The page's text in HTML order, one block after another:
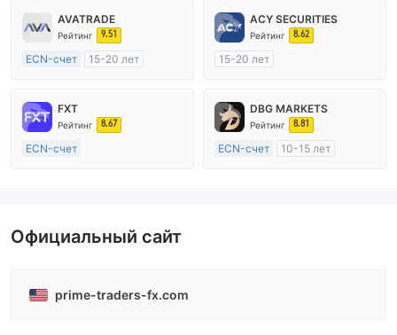
AVATRADE
Рейтинг 9.51
ECN-счет
15-20 лет
Маркет-Мейкинг (MM)
Основной стандарт MT4
ACY SECURITIES
Рейтинг 8.62
15-20 лет
Маркет-Мейкинг (MM)
Основной стандарт MT4
FXT
Рейтинг 8.67
ECN-счет
Основной стандарт MT4
DBG MARKETS
Рейтинг 8.81
ECN-счет
10-15 лет
Официальный сайт
prime-traders-fx.com